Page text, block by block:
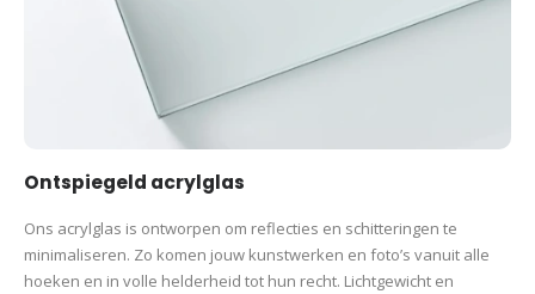
Ontspiegeld acrylglas
Ons acrylglas is ontworpen om reflecties en schitteringen te
minimaliseren. Zo komen jouw kunstwerken en foto’s vanuit alle
hoeken en in volle helderheid tot hun recht. Lichtgewicht en